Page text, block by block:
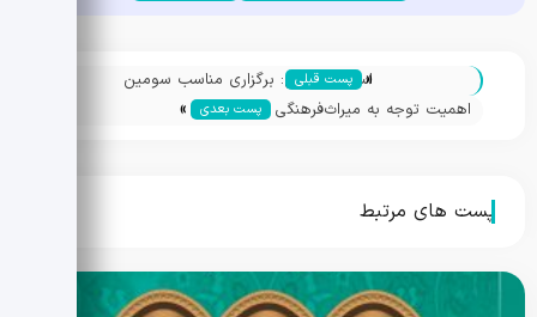
« پست قبلی
استاندار فارس: برگزاری مناسب سومین
جشنواره چندرسانه‌ای میراث‌فرهنگی برای استان
اهمیت توجه به میراث‌فرهنگی درپست بعدی »
پست های مرتبط